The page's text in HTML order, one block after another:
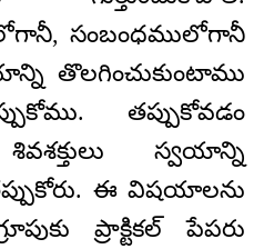
సంబంధములోగానీ
తొలగించుకుంటాము
తప్పుకోవడం
స్వయాన్ని
ఈ విషయాలను
ప్రాక్టికల్ పేపరు